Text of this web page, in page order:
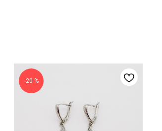
-20 %